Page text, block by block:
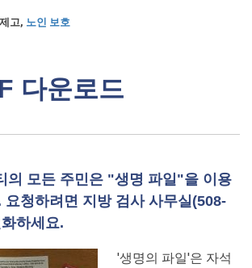
제고, 노인 보호
다운로드
의 모든 주민은 "생명 파일"을 이용
요청하려면 지방 검사 사무실(508-
하세요.
'생명의 파일'은 자석